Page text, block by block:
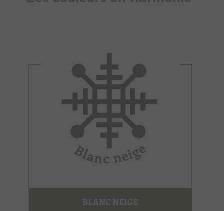
BLANC NEIGE